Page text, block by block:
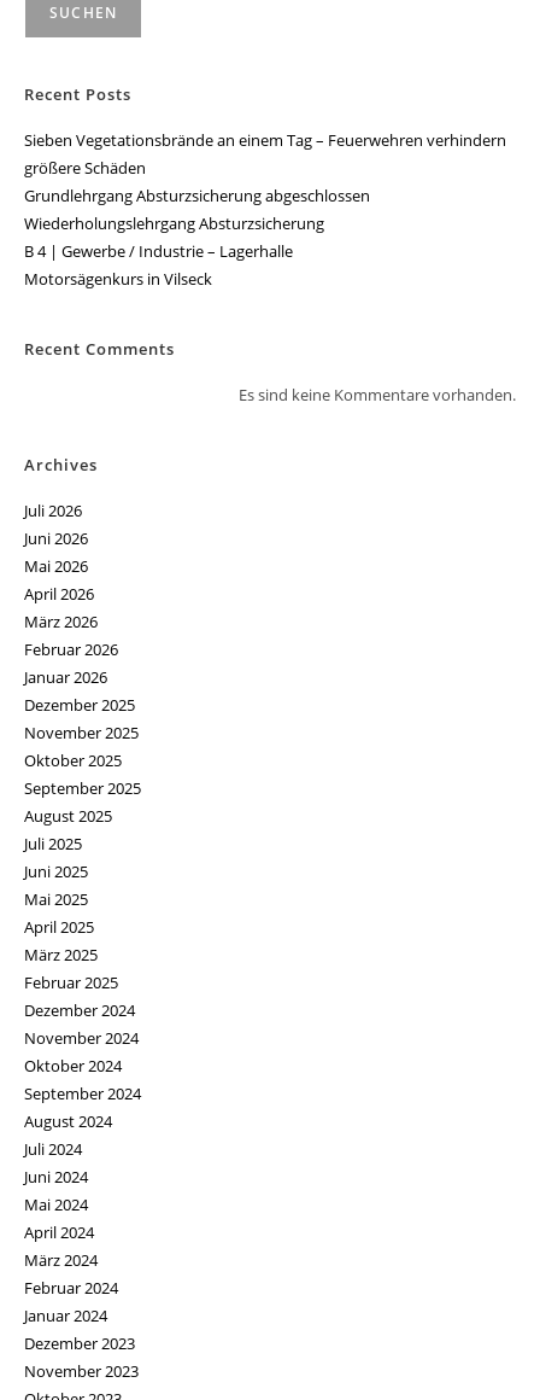
SUCHEN
Recent Posts
Sieben Vegetationsbrände an einem Tag – Feuerwehren verhindern
größere Schäden
Grundlehrgang Absturzsicherung abgeschlossen
Wiederholungslehrgang Absturzsicherung
B 4 | Gewerbe / Industrie – Lagerhalle
Motorsägenkurs in Vilseck
Recent Comments
Es sind keine Kommentare vorhanden.
Archives
Juli 2026
Juni 2026
Mai 2026
April 2026
März 2026
Februar 2026
Januar 2026
Dezember 2025
November 2025
Oktober 2025
September 2025
August 2025
Juli 2025
Juni 2025
Mai 2025
April 2025
März 2025
Februar 2025
Dezember 2024
November 2024
Oktober 2024
September 2024
August 2024
Juli 2024
Juni 2024
Mai 2024
April 2024
März 2024
Februar 2024
Januar 2024
Dezember 2023
November 2023